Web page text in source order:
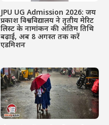
JPU UG Admission 2026: जय
प्रकाश विश्वविद्यालय ने तृतीय मेरिट
लिस्ट के नामांकन की अंतिम तिथि
बढ़ाई, अब 8 अगस्त तक करें
एडमिशन